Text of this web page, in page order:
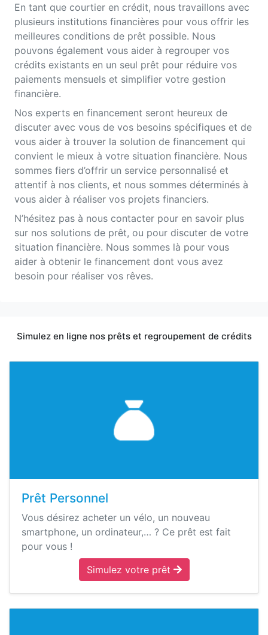
En tant que courtier en crédit, nous travaillons avec
plusieurs institutions financières pour vous offrir les
meilleures conditions de prêt possible. Nous
pouvons également vous aider à regrouper vos
crédits existants en un seul prêt pour réduire vos
paiements mensuels et simplifier votre gestion
financière.
Nos experts en financement seront heureux de
discuter avec vous de vos besoins spécifiques et de
vous aider à trouver la solution de financement qui
convient le mieux à votre situation financière. Nous
sommes fiers d’offrir un service personnalisé et
attentif à nos clients, et nous sommes déterminés à
vous aider à réaliser vos projets financiers.
N’hésitez pas à nous contacter pour en savoir plus
sur nos solutions de prêt, ou pour discuter de votre
situation financière. Nous sommes là pour vous
aider à obtenir le financement dont vous avez
besoin pour réaliser vos rêves.
Simulez en ligne nos prêts et regroupement de crédits
Prêt Personnel
Vous désirez acheter un vélo, un nouveau
smartphone, un ordinateur,… ? Ce prêt est fait
pour vous !
Simulez votre prêt